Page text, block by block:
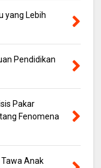
yang Lebih
Pendidikan
Pakar
Fenomena
Tawa Anak